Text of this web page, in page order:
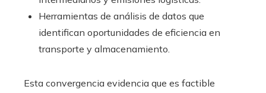
Herramientas de análisis de datos que
identifican oportunidades de eficiencia en
transporte y almacenamiento.
Esta convergencia evidencia que es factible